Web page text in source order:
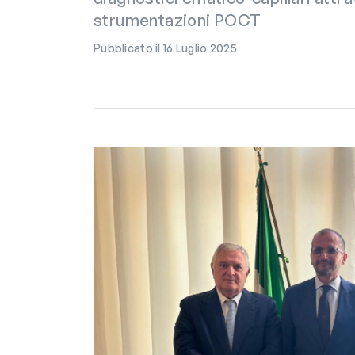
strumentazioni POCT
Pubblicato il 16 Luglio 2025